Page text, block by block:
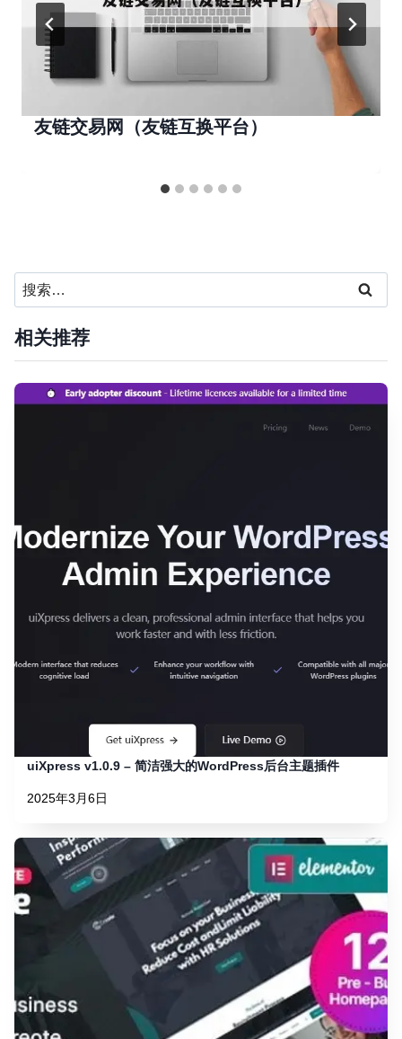
友链交易网（友链互换平台）
搜
索：
相关推荐
uiXpress v1.0.9 – 简洁强大的WordPress后台主题插件
2025年3月6日